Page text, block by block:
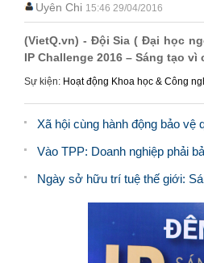
Uyên Chi 15:46 29/04/2016
(VietQ.vn) - Đội Sia ( Đại học
IP Challenge 2016 – Sáng tạo vì
Sự kiện: Hoạt động Khoa học & Công
Xã hội cùng hành động bảo
Vào TPP: Doanh nghiệp phải
Ngày sở hữu trí tuệ thế giới: